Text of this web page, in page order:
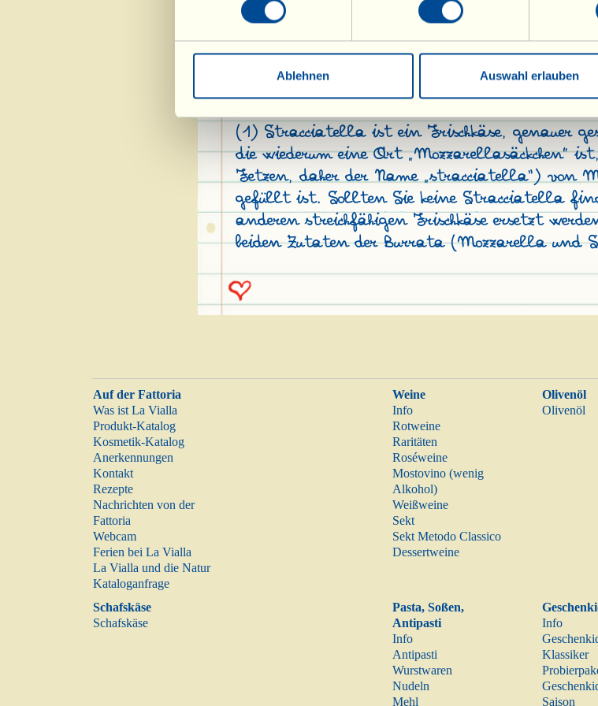
Ablehnen Auswahl erlauben
gleichmäßige Farbe bekommen. Herausnehmen,
einen großen Löffel Stracciatella und legen
Sardellenfilet darauf. Nun fehlt noch der
oder Rucola zur Garnierung und… schön heiß
(1) Stracciatella ist ein Frischkäse, genauer
die wiederum eine Art „Mozzarellasäckchen”
Fetzen, daher der Name „stracciatella“) von
gefüllt ist. Sollten Sie keine Stracciatella
anderen streichfähigen Frischkäse ersetzt
beiden Zutaten der Burrata (Mozzarella und
Auf der Fattoria
Was ist La Vialla
Produkt-Katalog
Kosmetik-Katalog
Anerkennungen
Kontakt
Rezepte
Nachrichten von der
Fattoria
Webcam
Ferien bei La Vialla
La Vialla und die Natur
Kataloganfrage
Weine
Info
Rotweine
Raritäten
Roséweine
Mostovino (wenig
Alkohol)
Weißweine
Sekt
Sekt Metodo Classico
Dessertweine
Olivenöl
Olivenöl
Schafskäse
Schafskäse
Pasta, Soßen,
Antipasti
Info
Antipasti
Wurstwaren
Nudeln
Mehl
Info
Klassiker
Saison